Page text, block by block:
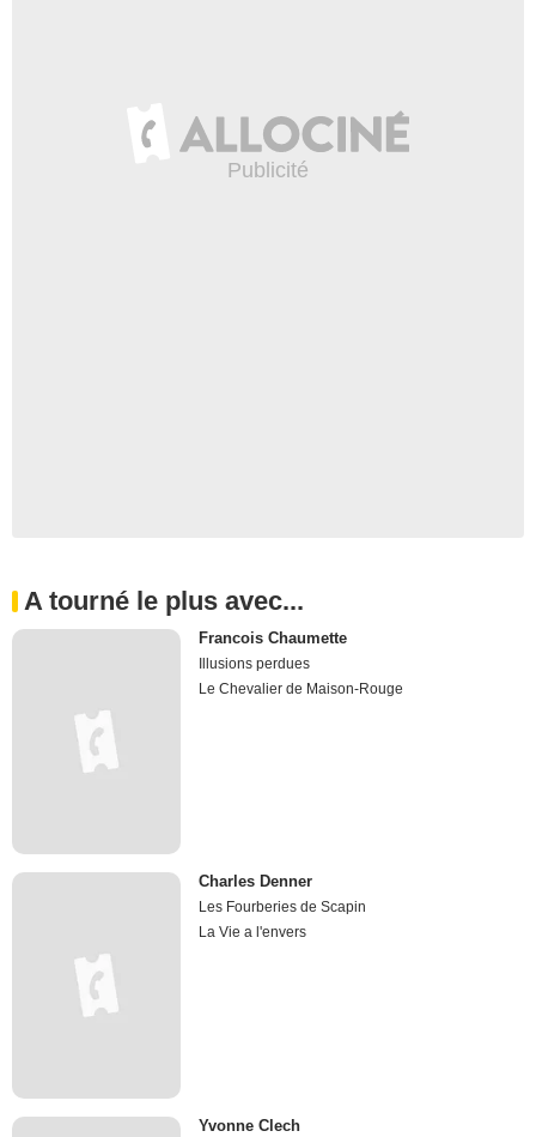
A tourné le plus avec...
Francois Chaumette
Illusions perdues
Le Chevalier de Maison-Rouge
Charles Denner
Les Fourberies de Scapin
La Vie a l'envers
Yvonne Clech